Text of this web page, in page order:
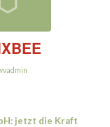
: jetzt die Kraft